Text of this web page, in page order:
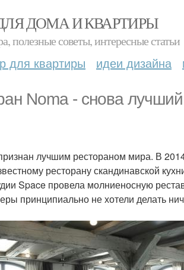
ДОМА И КВАРТИРЫ
полезные советы, интересные статьи
для квартиры идеи дизайна
Noma - снова
лучшим рестораном мира. В
ресторану скандинавской
Space провела молниеносную
принципиально не хотели делать